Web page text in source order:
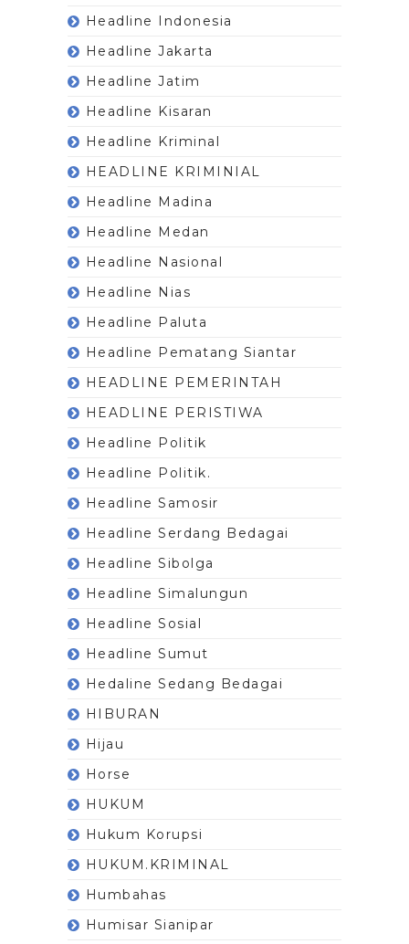
Headline Indonesia
Headline Jakarta
Headline Jatim
Headline Kisaran
Headline Kriminal
HEADLINE KRIMINIAL
Headline Madina
Headline Medan
Headline Nasional
Headline Nias
Headline Paluta
Headline Pematang Siantar
HEADLINE PEMERINTAH
HEADLINE PERISTIWA
Headline Politik
Headline Politik.
Headline Samosir
Headline Serdang Bedagai
Headline Sibolga
Headline Simalungun
Headline Sosial
Headline Sumut
Hedaline Sedang Bedagai
HIBURAN
Hijau
Horse
HUKUM
Hukum Korupsi
HUKUM.KRIMINAL
Humbahas
Humisar Sianipar